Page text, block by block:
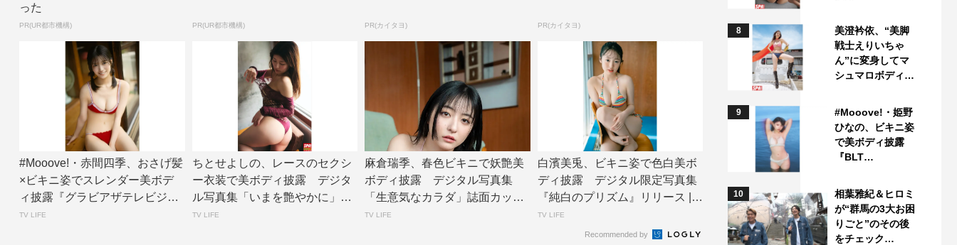
った
PR(UR都市機構) PR(UR都市機構) PR(カイタヨ) PR(カイタヨ)
#Mooove!・赤間四季、おさげ髪
×ビキニ姿でスレンダー美ボデ
ィ披露『グラビアザテレビジョ
ン』アザ...
TV LIFE
ちとせよしの、レースのセクシ
ー衣装で美ボディ披露 デジタ
ル写真集「いまを艶やかに」誌
面カット公開 |...
TV LIFE
麻倉瑞季、春色ビキニで妖艶美
ボディ披露 デジタル写真集
「生意気なカラダ」誌面カット
公開 | TV L...
TV LIFE
白濱美兎、ビキニ姿で色白美ボ
ディ披露 デジタル限定写真集
『純白のプリズム』リリース | T
V LIF...
TV LIFE
Recommended by
8
美澄衿依、“美脚
戦士えりいちゃ
ん”に変身してマ
シュマロボディ…
9
#Mooove!・姫野
ひなの、ビキニ姿
で美ボディ披露
『BLT…
10
相葉雅紀＆ヒロミ
が“群馬の3大お困
りごと”のその後
をチェック…